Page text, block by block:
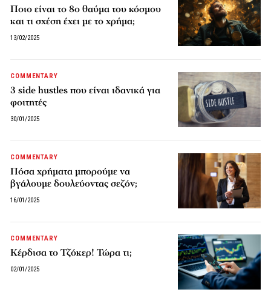
Ποιο είναι το 8ο θαύμα του κόσμου
και τι σχέση έχει με το χρήμα;
13/02/2025
COMMENTARY
3 side hustles που είναι ιδανικά για
φοιτητές
30/01/2025
COMMENTARY
Πόσα χρήματα μπορούμε να
βγάλουμε δουλεύοντας σεζόν;
16/01/2025
COMMENTARY
Κέρδισα το Τζόκερ! Τώρα τι;
02/01/2025